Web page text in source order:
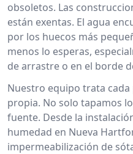
obsoletos. Las
están exentas. El agua
por los huecos más
menos lo esperas,
de arrastre o en el borde
Nuestro equipo trata
propia. No solo tapamos
fuente. Desde la
humedad en Nueva
impermeabilización de